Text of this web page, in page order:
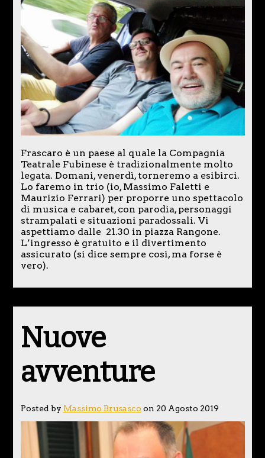
Frascaro è un paese al quale la Compagnia
Teatrale Fubinese è tradizionalmente molto
legata. Domani, venerdì, torneremo a esibirci.
Lo faremo in trio (io, Massimo Faletti e
Maurizio Ferrari) per proporre uno spettacolo
di musica e cabaret, con parodia, personaggi
strampalati e situazioni paradossali. Vi
aspettiamo dalle 21.30 in piazza Rangone.
L’ingresso è gratuito e il divertimento
assicurato (si dice sempre così, ma forse è
vero).
Nuove
avventure
Posted by Massimo Brusasco on 20 Agosto 2019